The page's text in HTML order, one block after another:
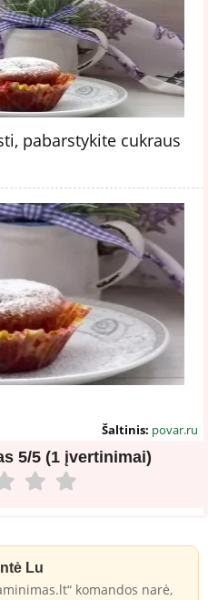
pabarstykite cukraus
Šaltinis: povar.ru
5/5 (1 įvertinimai)
Lu
komandos narė,